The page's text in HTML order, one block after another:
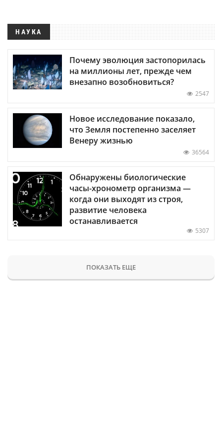
НАУКА
Почему эволюция застопорилась
на миллионы лет, прежде чем
внезапно возобновиться?
2547
Новое исследование показало,
что Земля постепенно заселяет
Венеру жизнью
36564
Обнаружены биологические
часы-хронометр организма —
когда они выходят из строя,
развитие человека
останавливается
5307
ПОКАЗАТЬ ЕЩЕ